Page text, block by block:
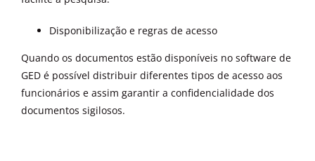
Disponibilização e regras de acesso
Quando os documentos estão disponíveis no software de
GED é possível distribuir diferentes tipos de acesso aos
funcionários e assim garantir a confidencialidade dos
documentos sigilosos.